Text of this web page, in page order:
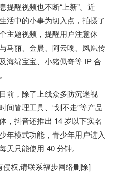
提醒视频也不断“上新”。近
活中的小事为切入点，拍摄了
主题视频，提醒用户注意休
马丽、金晨、阿云嘎、凤凰传
海绵宝宝、小猪佩奇等 IP 合
前，除了上线众多防沉迷视
间管理工具、“划不走”等产品
，抖音还推出 14 岁以下实名
年模式功能，青少年用户进入
天只能使用 40 分钟。
侵权,请联系福步网络删除]